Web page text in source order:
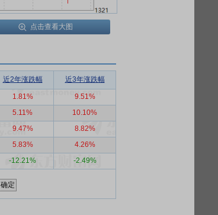
点击查看大图
近2年涨跌幅 近3年涨跌幅
1.81%
9.51%
5.11%
10.10%
9.47%
8.82%
5.83%
4.26%
-12.21% -2.49%